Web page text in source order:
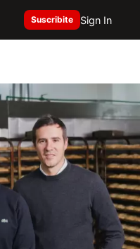
Suscribite Sign In